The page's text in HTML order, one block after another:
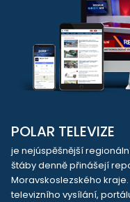
POLAR TELEVIZE
je nejúspěšnější
štáby denně přinášejí
Moravskoslezského
televizního vysílání,